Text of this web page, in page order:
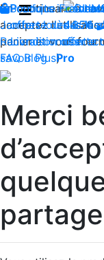
En continuant à
acceptez
panier et vous
savoir Plus)
Produits
offerte dès 35€
Livraison offerte
44 74
Boutique
Jambes lourdes
Reconditionnés
FAQ Blog Pro
Merci